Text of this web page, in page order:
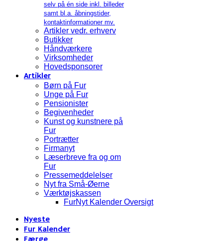
selv på én side inkl. billeder
samt bl.a. åbningstider,
kontaktinformationer mv.
Artikler vedr. erhverv
Butikker
Håndværkere
Virksomheder
Hovedsponsorer
Artikler
Børn på Fur
Unge på Fur
Pensionister
Begivenheder
Kunst og kunstnere på
Fur
Portrætter
Firmanyt
Læserbreve fra og om
Fur
Pressemeddelelser
Nyt fra Små-Øerne
Værktøjskassen
FurNyt Kalender Oversigt
Nyeste
Fur Kalender